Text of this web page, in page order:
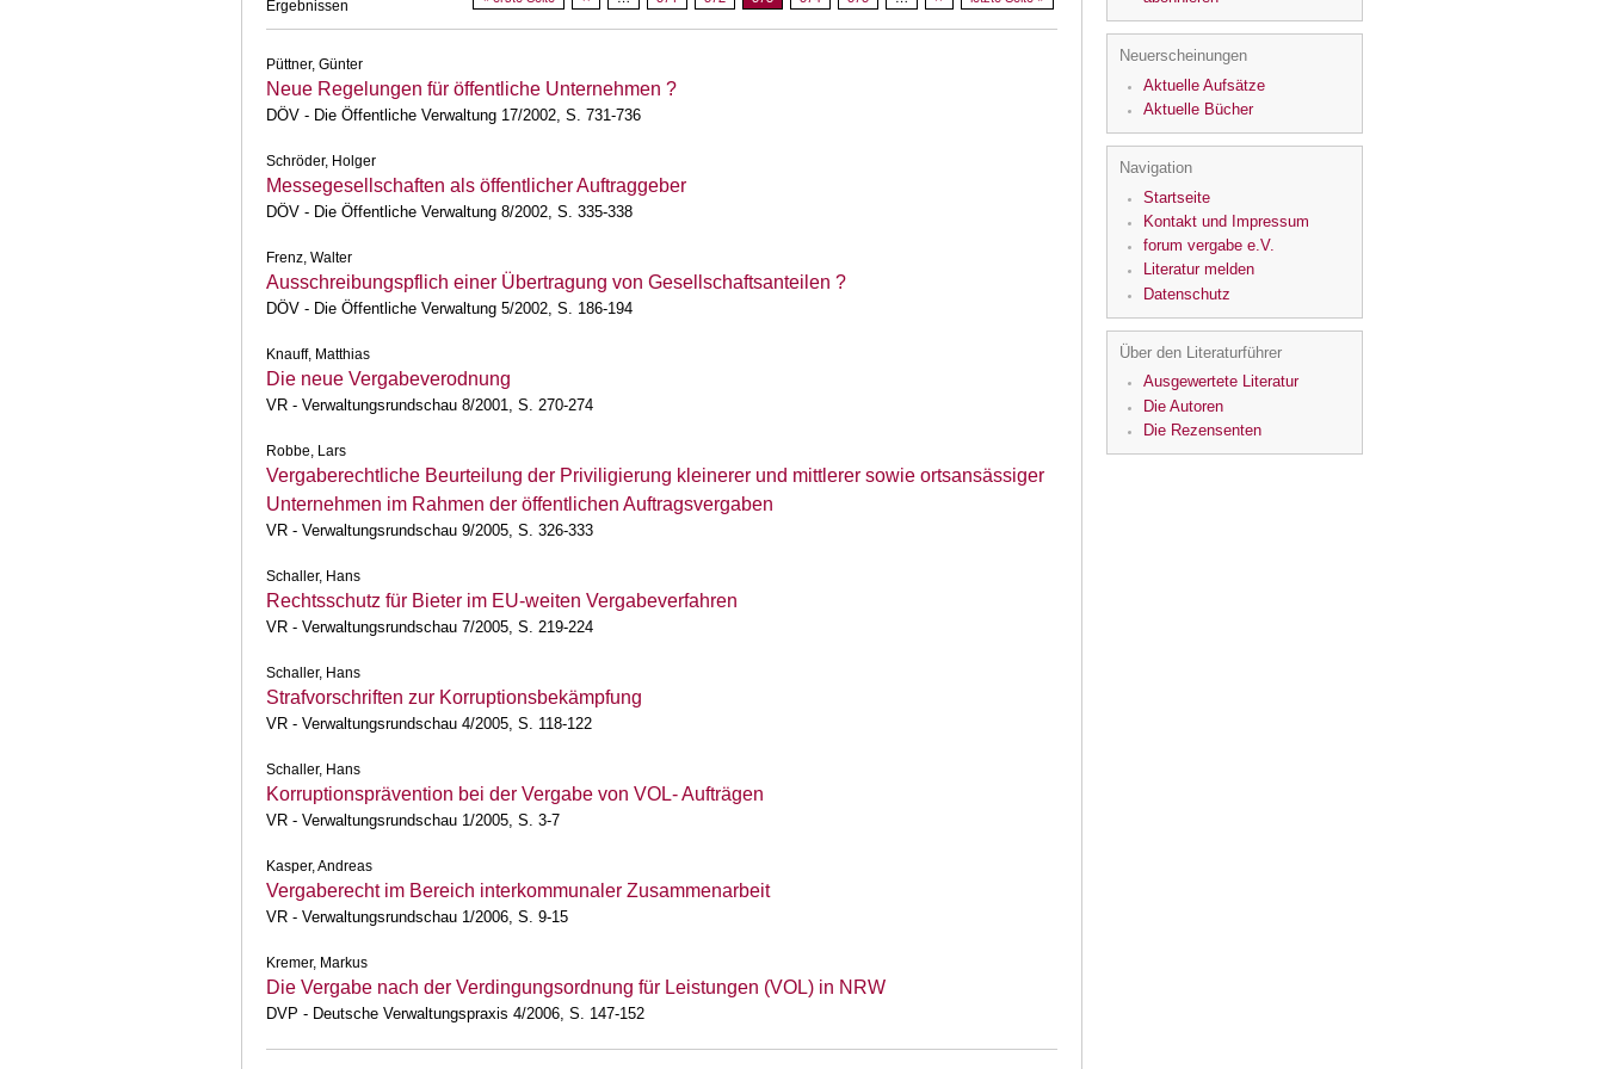
Ergebnissen
Püttner, Günter
Neue Regelungen für öffentliche Unternehmen ?
DÖV - Die Öffentliche Verwaltung 17/2002, S. 731-736
Schröder, Holger
Messegesellschaften als öffentlicher Auftraggeber
DÖV - Die Öffentliche Verwaltung 8/2002, S. 335-338
Frenz, Walter
Ausschreibungspflich einer Übertragung von Gesellschaftsanteilen ?
DÖV - Die Öffentliche Verwaltung 5/2002, S. 186-194
Knauff, Matthias
Die neue Vergabeverodnung
VR - Verwaltungsrundschau 8/2001, S. 270-274
Robbe, Lars
Vergaberechtliche Beurteilung der Priviligierung kleinerer und mittlerer sowie ortsansässiger
Unternehmen im Rahmen der öffentlichen Auftragsvergaben
VR - Verwaltungsrundschau 9/2005, S. 326-333
Schaller, Hans
Rechtsschutz für Bieter im EU-weiten Vergabeverfahren
VR - Verwaltungsrundschau 7/2005, S. 219-224
Schaller, Hans
Strafvorschriften zur Korruptionsbekämpfung
VR - Verwaltungsrundschau 4/2005, S. 118-122
Schaller, Hans
Korruptionsprävention bei der Vergabe von VOL- Aufträgen
VR - Verwaltungsrundschau 1/2005, S. 3-7
Kasper, Andreas
Vergaberecht im Bereich interkommunaler Zusammenarbeit
VR - Verwaltungsrundschau 1/2006, S. 9-15
Kremer, Markus
Die Vergabe nach der Verdingungsordnung für Leistungen (VOL) in NRW
DVP - Deutsche Verwaltungspraxis 4/2006, S. 147-152
Neuerscheinungen
Aktuelle Aufsätze
Aktuelle Bücher
Navigation
Startseite
Kontakt und Impressum
forum vergabe e.V.
Literatur melden
Datenschutz
Über den Literaturführer
Ausgewertete Literatur
Die Autoren
Die Rezensenten